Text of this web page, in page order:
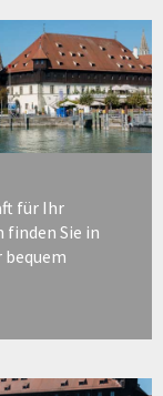
für Ihr
Sie in
bequem